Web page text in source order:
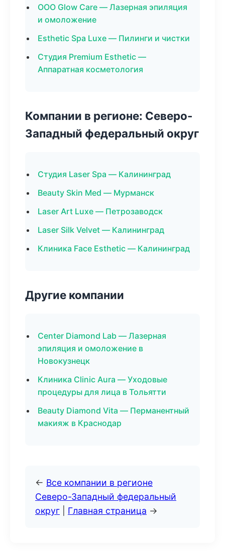
ООО Glow Care — Лазерная эпиляция
и омоложение
Esthetic Spa Luxe — Пилинги и чистки
Студия Premium Esthetic —
Аппаратная косметология
Компании в регионе: Северо-
Западный федеральный округ
Студия Laser Spa — Калининград
Beauty Skin Med — Мурманск
Laser Art Luxe — Петрозаводск
Laser Silk Velvet — Калининград
Клиника Face Esthetic — Калининград
Другие компании
Center Diamond Lab — Лазерная
эпиляция и омоложение в
Новокузнецк
Клиника Clinic Aura — Уходовые
процедуры для лица в Тольятти
Beauty Diamond Vita — Перманентный
макияж в Краснодар
← Все компании в регионе
Северо-Западный федеральный
округ
Главная страница →